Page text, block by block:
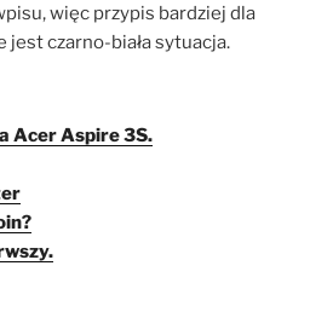
więc przypis bardziej dla
jest czarno-biała sytuacja.
Acer Aspire 3S.